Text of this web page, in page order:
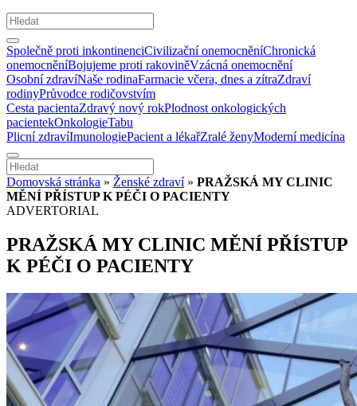
Společně proti inkontinenciCivilizační onemocněníChronická
onemocněníBojujeme proti rakoviněVzácná onemocnění
Osobní zdravíNaše rodinaFarmacie včera, dnes a zítraZdraví
rodinyPrůvodce rodičovstvím
Cesta pacientaZdravý nový rokPlodnost onkologických
pacientekOnkologieTabu
Plicní zdravíImunologiePacient a lékařZralé ženyModerní medicína
Domovská stránka » Ženské zdraví» PRAŽSKÁ MY CLINIC
MĚNÍ PŘÍSTUP K PÉČI O PACIENTY
ADVERTORIAL
PRAŽSKÁ MY CLINIC MĚNÍ PŘÍSTUP
K PÉČI O PACIENTY